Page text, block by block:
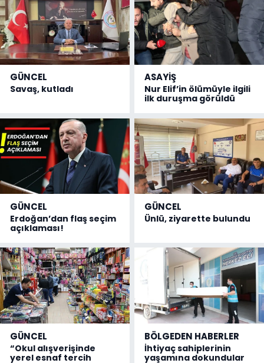
GÜNCEL
Savaş, kutladı
ASAYİŞ
Nur Elif’in ölümüyle ilgili
ilk duruşma görüldü
GÜNCEL
Erdoğan’dan flaş seçim
açıklaması!
GÜNCEL
Ünlü, ziyarette bulundu
GÜNCEL
“Okul alışverişinde
yerel esnaf tercih
BÖLGEDEN HABERLER
İhtiyaç sahiplerinin
yaşamına dokundular